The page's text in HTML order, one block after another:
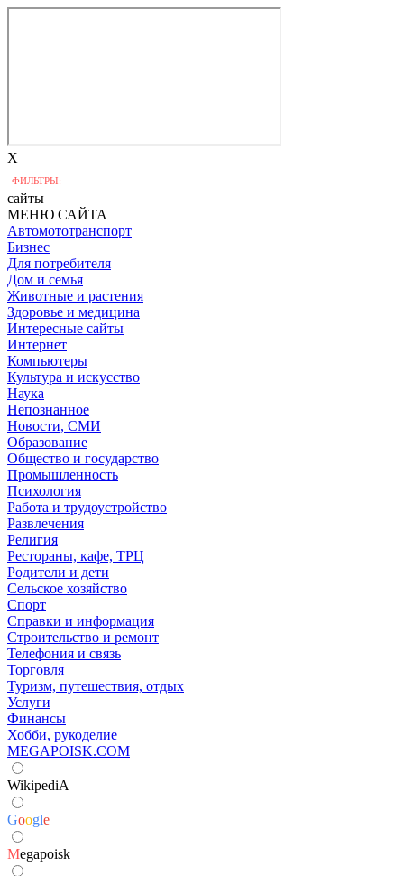
X
ФИЛЬТРЫ:
сайты
МЕНЮ САЙТА
Автомототранспорт
Бизнес
Для потребителя
Дом и семья
Животные и растения
Здоровье и медицина
Интересные сайты
Интернет
Компьютеры
Культура и искусство
Наука
Непознанное
Новости, СМИ
Образование
Общество и государство
Промышленность
Психология
Работа и трудоустройство
Развлечения
Религия
Рестораны, кафе, ТРЦ
Родители и дети
Сельское хозяйство
Спорт
Справки и информация
Строительство и ремонт
Телефония и связь
Торговля
Туризм, путешествия, отдых
Услуги
Финансы
Хобби, рукоделие
MEGAPOISK.COM
WikipediA
Google
Megapoisk